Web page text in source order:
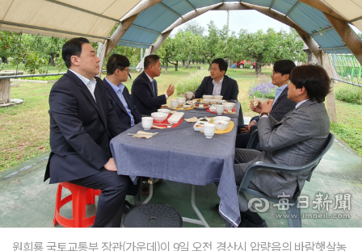
원희룡 국토교통부 장관(가운데)이 9일 오전 경산시 압량읍의 바람햇살농